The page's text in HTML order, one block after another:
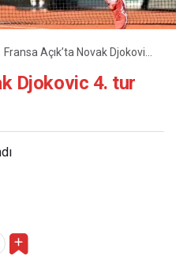
Fransa Açık’ta Novak Djokovic
Djokovic 4. tur